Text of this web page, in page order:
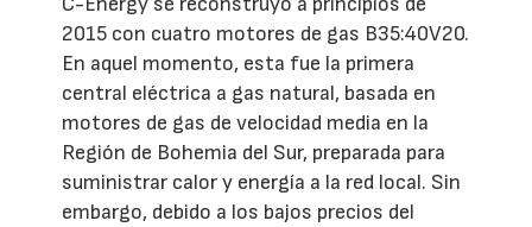
2015 con cuatro motores de gas B35:40V20.
En aquel momento, esta fue la primera
central eléctrica a gas natural, basada en
motores de gas de velocidad media en la
Región de Bohemia del Sur, preparada para
suministrar calor y energía a la red local. Sin
embargo, debido a los bajos precios del